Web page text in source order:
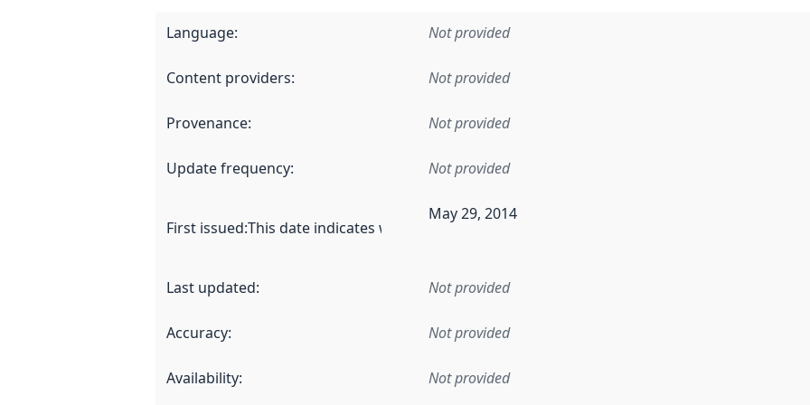
Language: Not provided
Content providers: Not provided
Provenance: Not provided
Update frequency: Not provided
First issued:This date indicates when the data in this dataset was first released. It may have
May 29, 2014
Last updated: Not provided
Accuracy: Not provided
Availability: Not provided